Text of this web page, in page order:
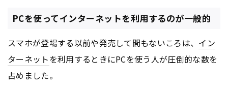
PCを使ってインターネットを利用するのが一般的
スマホが登場する以前や発売して間もないころは、 イン
ターネットを利用するときにPCを使う人が圧倒的な数を
占めました。